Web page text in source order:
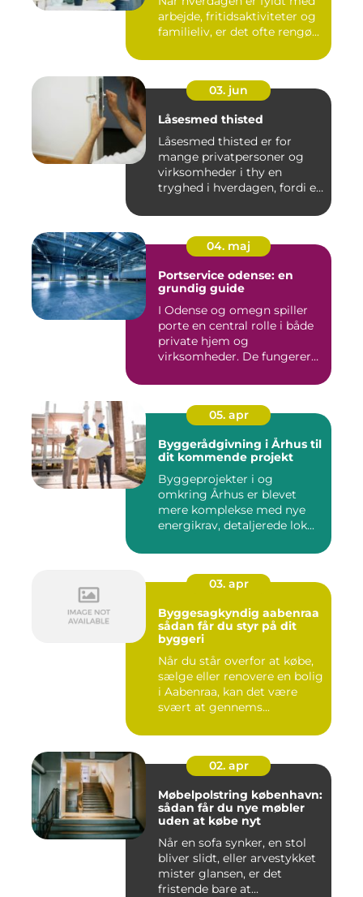
arbejde, fritidsaktiviteter og
familieliv, er det ofte rengø...
03. jun
Låsesmed thisted
Låsesmed thisted er for
mange privatpersoner og
virksomheder i thy en
tryghed i hverdagen, fordi en
04. maj
Portservice odense: en
grundig guide
I Odense og omegn spiller
porte en central rolle i både
private hjem og
virksomheder. De fungerer
05. apr
Byggerådgivning i Århus til
dit kommende projekt
Byggeprojekter i og
omkring Århus er blevet
mere komplekse med nye
energikrav, detaljerede lok...
03. apr
Byggesagkyndig aabenraa
sådan får du styr på dit
byggeri
Når du står overfor at købe,
sælge eller renovere en bolig
i Aabenraa, kan det være
svært at gennems...
02. apr
Møbelpolstring københavn:
sådan får du nye møbler
uden at købe nyt
Når en sofa synker, en stol
bliver slidt, eller arvestykket
mister glansen, er det
fristende bare at...